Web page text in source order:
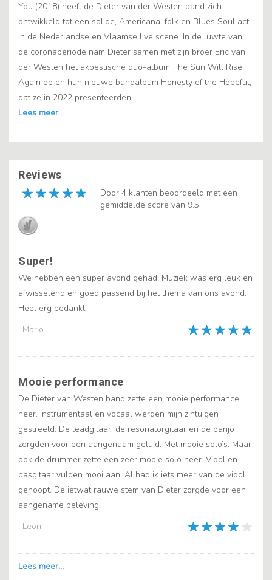
You (2018) heeft de Dieter van der Westen band zich
ontwikkeld tot een solide, Americana, folk en Blues Soul act
in de Nederlandse en Vlaamse live scene. In de luwte van
de coronaperiode nam Dieter samen met zijn broer Eric van
der Westen het akoestische duo-album The Sun Will Rise
Again op en hun nieuwe bandalbum Honesty of the Hopeful,
dat ze in 2022 presenteerden
Reviews
Door 4 klanten beoordeeld met een
gemiddelde score van 9.5
, Mario
Super!
We hebben een super avond gehad. Muziek was erg leuk en
afwisselend en goed passend bij het thema van ons avond.
Heel erg bedankt!
, Leon
Mooie performance
De Dieter van Westen band zette een mooie performance
neer. Instrumentaal en vocaal werden mijn zintuigen
gestreeld. De leadgitaar, de resonatorgitaar en de banjo
zorgden voor een aangenaam geluid. Met mooie solo’s. Maar
ook de drummer zette een zeer mooie solo neer. Viool en
basgitaar vulden mooi aan. Al had ik iets meer van de viool
gehoopt. De ietwat rauwe stem van Dieter zorgde voor een
aangename beleving.